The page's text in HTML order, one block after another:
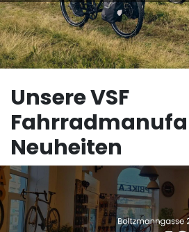
Unsere VSF
Neuheiten